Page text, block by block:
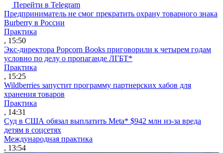
Перейти в Telegram
Предприниматель не смог прекратить охрану товарного знака
Burberry в России
Практика
, 15:50
Экс-директора Popcorn Books приговорили к четырем годам
условно по делу о пропаганде ЛГБТ*
Практика
, 15:25
Wildberries запустит программу партнерских хабов для
хранения товаров
Практика
, 14:31
Суд в США обязал выплатить Meta* $942 млн из-за вреда
детям в соцсетях
Международная практика
, 13:54